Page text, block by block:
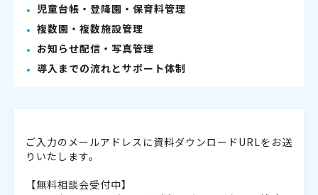
児童台帳・登降園・保育料管理
複数園・複数施設管理
お知らせ配信・写真管理
導入までの流れとサポート体制
ご入力のメールアドレスに資料ダウンロードURLをお送
りいたします。
【無料相談会受付中】